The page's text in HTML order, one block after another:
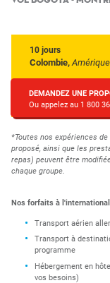
10 jours
Colombie,
DEMANDEZ UNE
Ou appelez au 1 800
*Toutes nos expériences
proposé, ainsi que les
repas) peuvent être
chaque groupe.
Nos forfaits à
Transport aérien
Transport à
programme
Hébergement en
vos besoins)